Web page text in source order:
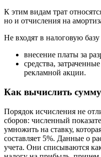
К этим видам трат
но и отчисления на
Не входят в налоговую
внесение платы за
средства,
рекламной акции.
Как вычислить
Порядок исчисления не
сборов: численный
умножить на ставку,
составляет 5%. Данные о
учета. Они списываются